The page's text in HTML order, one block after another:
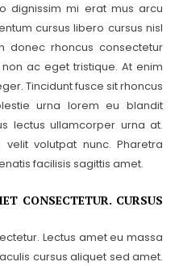
dignissim mi erat mus arcu
cursus libero cursus nisl
donec rhoncus consectetur
ac eget tristique. At enim
Tincidunt fusce sit rhoncus
urna lorem eu blandit
lectus ullamcorper urna at.
volutpat nunc. Pharetra
facilisis sagittis amet.
CONSECTETUR. CURSUS
Lectus amet eu massa
cursus aliquet sed amet.